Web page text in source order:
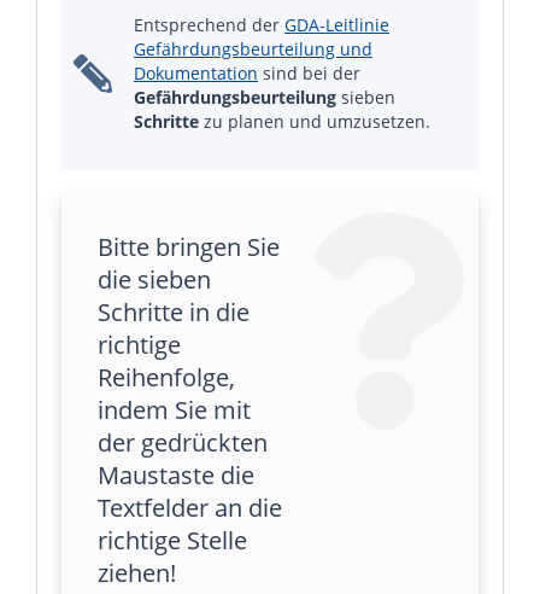
Entsprechend der GDA-Leitlinie
Gefährdungsbeurteilung und
Dokumentation sind bei der
Gefährdungsbeurteilung sieben
Schritte zu planen und umzusetzen.
Bitte bringen Sie
die sieben
Schritte in die
richtige
Reihenfolge,
indem Sie mit
der gedrückten
Maustaste die
Textfelder an die
richtige Stelle
ziehen!